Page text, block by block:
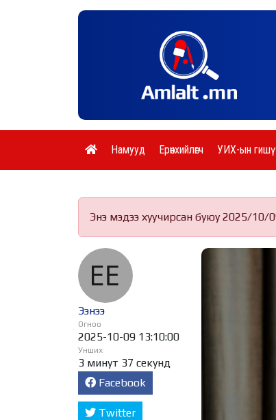
Намууд Ерөнхийлөгч УИХ-ын
Энэ мэдээ хуучирсан буюу 2025/10/
Ээнээ
Огноо
2025-10-09 13:10:00
Унших
3 минут 37 секунд
Facebook
Twitter